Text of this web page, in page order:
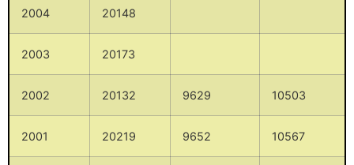
2004 20148
2003 20173
2002 20132 9629 10503
2001 20219 9652 10567